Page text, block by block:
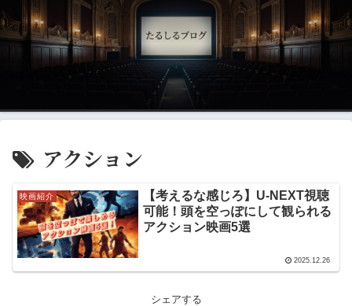
アクション
映画紹介
【考えるな感じろ】U-NEXT視聴
可能！頭を空っぽにして観られる
アクション映画5選
2025.12.26
シェアする